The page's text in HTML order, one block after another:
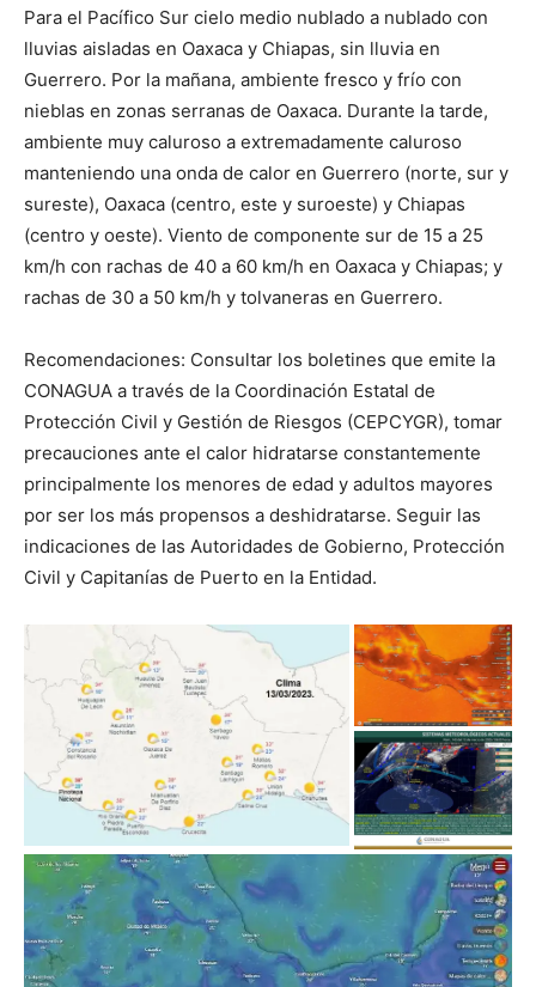
Para el Pacífico Sur cielo medio nublado a nublado con
lluvias aisladas en Oaxaca y Chiapas, sin lluvia en
Guerrero. Por la mañana, ambiente fresco y frío con
nieblas en zonas serranas de Oaxaca. Durante la tarde,
ambiente muy caluroso a extremadamente caluroso
manteniendo una onda de calor en Guerrero (norte, sur y
sureste), Oaxaca (centro, este y suroeste) y Chiapas
(centro y oeste). Viento de componente sur de 15 a 25
km/h con rachas de 40 a 60 km/h en Oaxaca y Chiapas; y
rachas de 30 a 50 km/h y tolvaneras en Guerrero.
Recomendaciones: Consultar los boletines que emite la
CONAGUA a través de la Coordinación Estatal de
Protección Civil y Gestión de Riesgos (CEPCYGR), tomar
precauciones ante el calor hidratarse constantemente
principalmente los menores de edad y adultos mayores
por ser los más propensos a deshidratarse. Seguir las
indicaciones de las Autoridades de Gobierno, Protección
Civil y Capitanías de Puerto en la Entidad.